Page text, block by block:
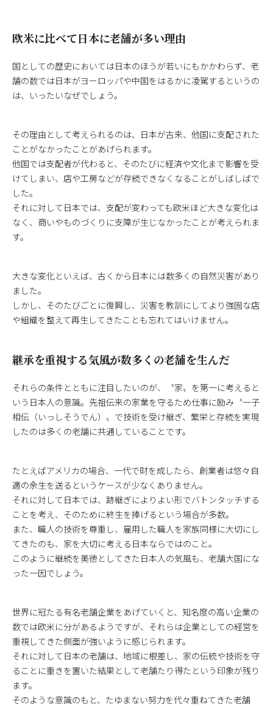
欧米に比べて日本に老舗が多い理由
国としての歴史においては日本のほうが若いにもかかわらず、老
舗の数では日本がヨーロッパや中国をはるかに凌駕するというの
は、いったいなぜでしょう。
その理由として考えられるのは、日本が古来、他国に支配された
ことがなかったことがあげられます。
他国では支配者が代わると、そのたびに経済や文化まで影響を受
けてしまい、店や工房などが存続できなくなることがしばしばで
した。
それに対して日本では、支配が変わっても欧米ほど大きな変化は
なく、商いやものづくりに支障が生じなかったことが考えられま
す。
大きな変化といえば、古くから日本には数多くの自然災害があり
ました。
しかし、そのたびごとに復興し、災害を教訓にしてより強固な店
や組織を整えて再生してきたことも忘れてはいけません。
継承を重視する気風が数多くの老舗を生んだ
それらの条件とともに注目したいのが、〝家〟を第一に考えると
いう日本人の意識。先祖伝来の家業を守るため仕事に励み〝一子
相伝（いっしそうでん）〟で技術を受け継ぎ、繁栄と存続を実現
したのは多くの老舗に共通していることです。
たとえばアメリカの場合、一代で財を成したら、創業者は悠々自
適の余生を送るというケースが少なくありません。
それに対して日本では、跡継ぎによりよい形でバトンタッチする
ことを考え、そのために終生を捧げるという場合が多数。
また、職人の技術を尊重し、雇用した職人を家族同様に大切にし
てきたのも、家を大切に考える日本ならではのこと。
このように継続を美徳としてきた日本人の気風も、老舗大国にな
った一因でしょう。
世界に冠たる有名老舗企業をあげていくと、知名度の高い企業の
数では欧米に分があるようですが、それらは企業としての経営を
重視してきた側面が強いように感じられます。
それに対して日本の老舗は、地域に根差し、家の伝統や技術を守
ることに重きを置いた結果として老舗たり得たという印象が残り
ます。
そのような意識のもと、たゆまない努力を代々重ねてきた老舗